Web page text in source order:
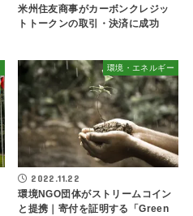
米州住友商事がカーボンクレジッ
トトークンの取引・決済に成功
環境・エネルギー
2022.11.22
環境NGO団体がストリームコイン
と提携｜寄付を証明する「Green